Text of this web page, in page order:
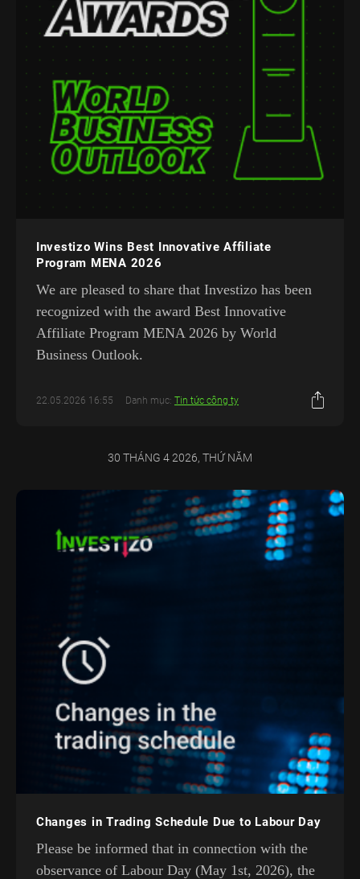
Investizo Wins Best Innovative Affiliate
Program MENA 2026
We are pleased to share that Investizo has been
recognized with the award Best Innovative
Affiliate Program MENA 2026 by World
Business Outlook.
22.05.2026 16:55 Danh mục: Tin tức công ty
30 THÁNG 4 2026, THỨ NĂM
Changes in Trading Schedule Due to Labour Day
Please be informed that in connection with the
observance of Labour Day (May 1st, 2026), the